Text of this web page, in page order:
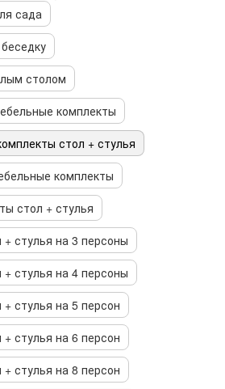
сада
столом
комплекты
стол + стулья
комплекты
стол + стулья
стулья на 3 персоны
стулья на 4 персоны
стулья на 5 персон
стулья на 6 персон
стулья на 8 персон